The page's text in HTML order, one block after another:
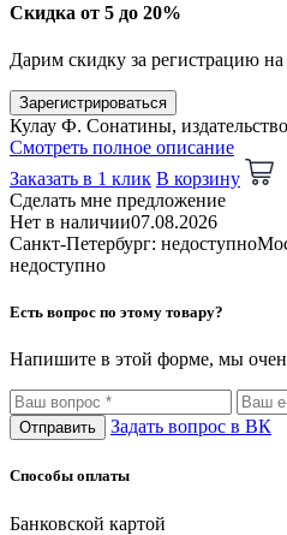
Скидка от 5 до 20%
Дарим скидку за регистрацию на
Зарегистрироваться
Кулау Ф. Сонатины,
Смотреть полное описание
Заказать в 1 клик В корзину
Сделать мне предложение
Нет в наличии07.08.2026
Санкт-Петербург: недоступно
недоступно
Есть вопрос по этому товару?
Напишите в этой форме, мы
Отправить Задать вопрос в ВК
Способы оплаты
Банковской картой